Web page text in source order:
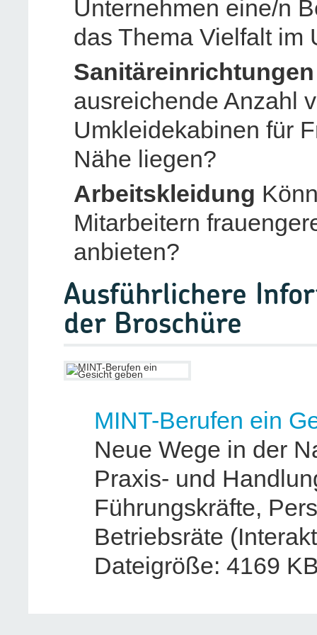
Unternehmen eine/n
das Thema Vielfalt im
Sanitäreinrichtungen
ausreichende Anzahl
Umkleidekabinen für
Nähe liegen?
Arbeitskleidung
Mitarbeitern
anbieten?
Ausführlichere
der Broschüre
MINT-Berufen ein
Neue Wege in der
Praxis- und
Führungskräfte,
Betriebsräte
Dateigröße: 4169